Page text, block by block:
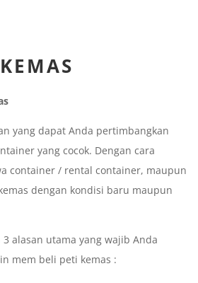
yang dapat Anda pertimbangkan
yang cocok. Dengan cara
container / rental container, maupun
dengan kondisi baru maupun
alasan utama yang wajib Anda
mem beli peti kemas :